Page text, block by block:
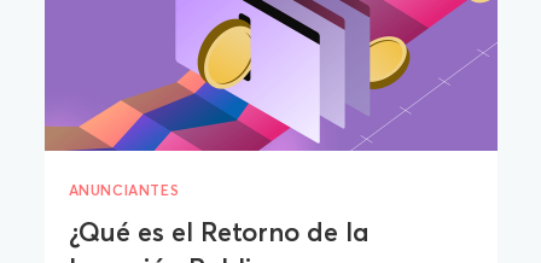
ANUNCIANTES
¿Qué es el Retorno de la